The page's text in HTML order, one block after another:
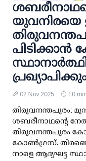
യുവനിരയെ
02 Nov 2025 10
തിരുവനന്തപുരം:
ശബരീനാഥന്റെ
തിരുവനന്തപുരം
കോണ്‍ഗ്രസ്.
നാളെ ആദ്യഘട്ട